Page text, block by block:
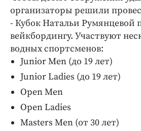
Работодатель года
организаторы решили
- Кубок Натальи Румянцевой
вейкбордингу. Участвуют
водных спортсменов:
Junior Men (до 19 лет)
Junior Ladies (до 19 лет)
Open Men
Open Ladies
Masters Men (от 30 лет)